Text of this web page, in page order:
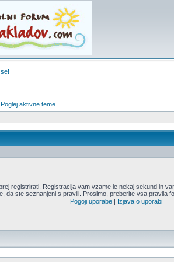
Poglej aktivne teme
registrirati. Registracija vam vzame le nekaj sekund in
da ste seznanjeni s pravili. Prosimo, preberite vsa pravila
Pogoji uporabe| Izjava o uporabi